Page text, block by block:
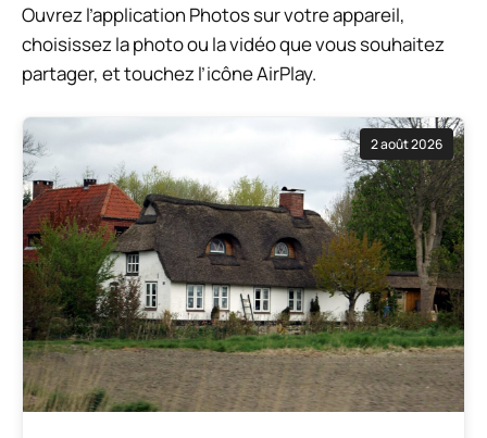
Ouvrez l’application Photos sur votre appareil,
choisissez la photo ou la vidéo que vous souhaitez
partager, et touchez l’icône AirPlay.
2 août 2026